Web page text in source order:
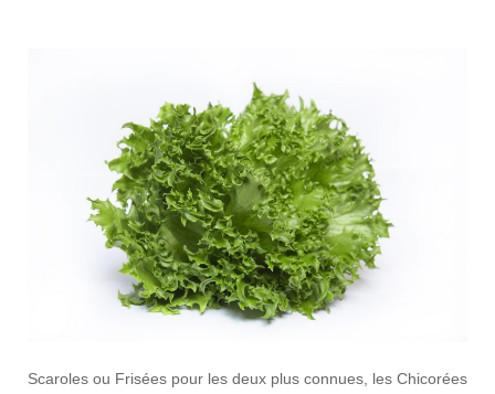
Scaroles ou Frisées pour les deux plus connues, les Chicorées